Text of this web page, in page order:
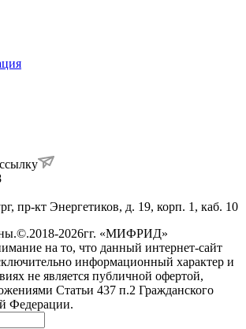
пр-кт Энергетиков, д. 19, корп. 1, каб. 10
2026гг. «МИФРИД»
на то, что данный интернет-сайт
информационный характер и
не является публичной офертой,
Статьи 437 п.2 Гражданского
Федерации.